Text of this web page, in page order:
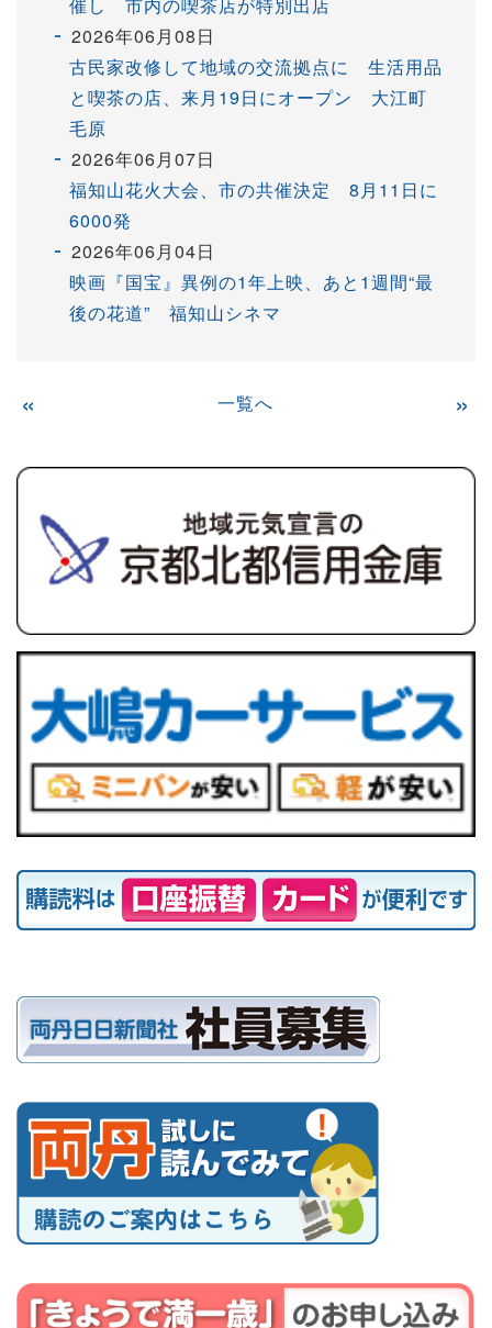
2026年06月08日
古民家改修して地域の交流拠点に 生活用品
と喫茶の店、来月19日にオープン 大江町
毛原
2026年06月07日
福知山花火大会、市の共催決定 8月11日に
6000発
2026年06月04日
映画『国宝』異例の1年上映、あと1週間“最
後の花道” 福知山シネマ
« 一覧へ